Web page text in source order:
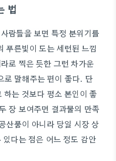
법
람들을 보면 특정 분위기를
푸른빛이 도는 세련된 느낌
로 찍은 듯한 그런 차가운
로 말해주는 편이 좋다. 단
하는 것보다 평소 본인이 좋
장 보여주면 결과물의 만족
산품이 아니라 당일 시장 상
다는 점은 어느 정도 감안